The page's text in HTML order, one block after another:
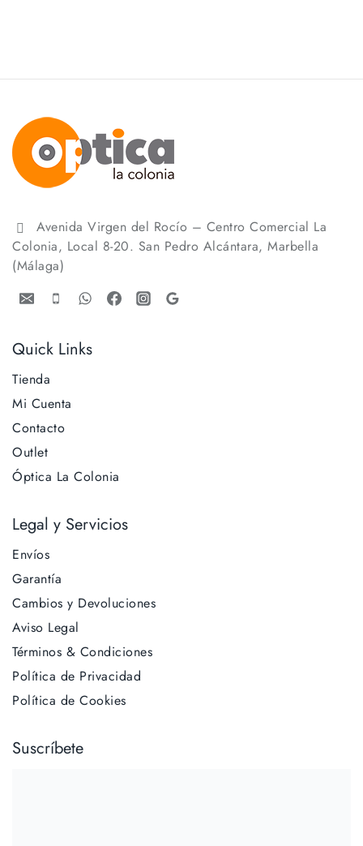
Avenida Virgen del Rocío – Centro Comercial La
Colonia, Local 8-20. San Pedro Alcántara, Marbella
(Málaga)
Quick Links
Tienda
Mi Cuenta
Contacto
Outlet
Óptica La Colonia
Legal y Servicios
Envíos
Garantía
Cambios y Devoluciones
Aviso Legal
Términos & Condiciones
Política de Privacidad
Política de Cookies
Suscríbete